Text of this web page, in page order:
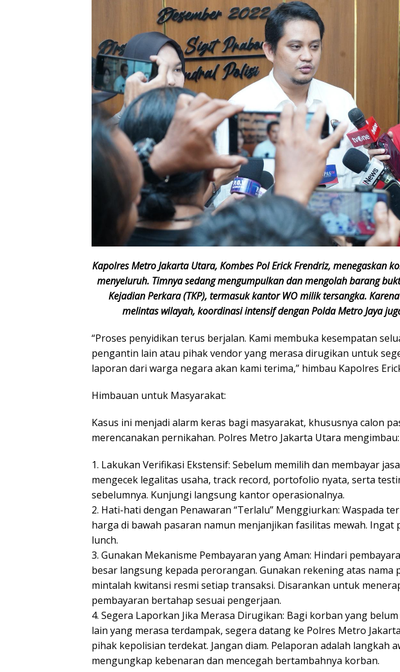
Kapolres Metro Jakarta Utara, Kombes Pol Erick Frendriz, menegaskan
menyeluruh. Timnya sedang mengumpulkan dan mengolah barang
Kejadian Perkara (TKP), termasuk kantor WO milik tersangka.
melintas wilayah, koordinasi intensif dengan Polda Metro Jaya
“Proses penyidikan terus berjalan. Kami membuka kesempatan
pengantin lain atau pihak vendor yang merasa dirugikan untuk
laporan dari warga negara akan kami terima,” himbau Kapolres
Himbauan untuk Masyarakat:
Kasus ini menjadi alarm keras bagi masyarakat, khususnya calon
merencanakan pernikahan. Polres Metro Jakarta Utara mengimbau:
1. Lakukan Verifikasi Ekstensif: Sebelum memilih dan membayar
mengecek legalitas usaha, track record, portofolio nyata, serta
sebelumnya. Kunjungi langsung kantor operasionalnya.
2. Hati-hati dengan Penawaran “Terlalu” Menggiurkan: Waspada
harga di bawah pasaran namun menjanjikan fasilitas mewah. Ingat
lunch.
3. Gunakan Mekanisme Pembayaran yang Aman: Hindari
besar langsung kepada perorangan. Gunakan rekening atas nama
mintalah kwitansi resmi setiap transaksi. Disarankan untuk
pembayaran bertahap sesuai pengerjaan.
4. Segera Laporkan Jika Merasa Dirugikan: Bagi korban yang
lain yang merasa terdampak, segera datang ke Polres Metro
pihak kepolisian terdekat. Jangan diam. Pelaporan adalah langkah
mengungkap kebenaran dan mencegah bertambahnya korban.